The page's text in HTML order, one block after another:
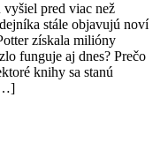
pred viac než
stále objavujú noví
získala milióny
funguje aj dnes? Prečo
knihy sa stanú